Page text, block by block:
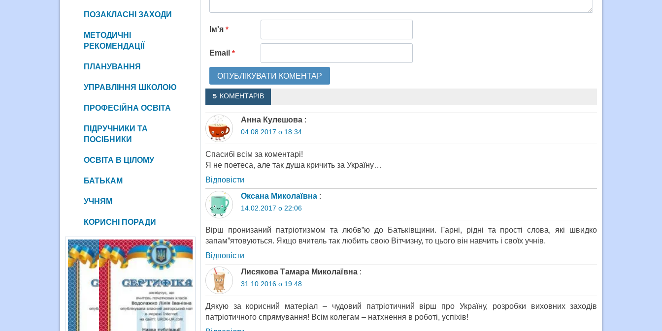
Ім'я *
Email *
5 КОМЕНТАРІВ
Анна Кулешова :
04.08.2017 о 18:34
Спасибі всім за коментарі!
Я не поетеса, але так душа кричить за Україну…
Відповіcти
Оксана Миколаївна :
14.02.2017 о 22:06
Вірш пронизаний патріотизмом та любв”ю до Батьківщини. Гарні, рідні та прості слова, які швидко
запам”ятовуються. Якщо вчитель так любить свою Вітчизну, то цього він навчить і своїх учнів.
Відповіcти
Лисякова Тамара Миколаївна :
31.10.2016 о 19:48
Дякую за корисний матеріал – чудовий патріотичний вірш про Україну, розробки виховних заходів
патріотичного спрямування! Всім колегам – натхнення в роботі, успіхів!
ПОЗАКЛАСНІ ЗАХОДИ
МЕТОДИЧНІ
РЕКОМЕНДАЦІЇ
ПЛАНУВАННЯ
УПРАВЛІННЯ ШКОЛОЮ
ПРОФЕСІЙНА ОСВІТА
ПІДРУЧНИКИ ТА
ПОСІБНИКИ
ОСВІТА В ЦІЛОМУ
БАТЬКАМ
УЧНЯМ
КОРИСНІ ПОРАДИ